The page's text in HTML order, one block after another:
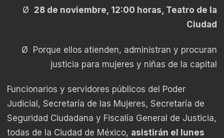
Ø 28 de noviembre, 12:00 horas, Teatro de la
Ciudad
Ø Porque ellos atienden, administran y procuran
justicia para mujeres y niñas de la capital
Funcionarios y servidores públicos del Poder
Judicial, Secretaría de las Mujeres, Secretaría de
Seguridad Ciudadana y Fiscalía General de Justicia,
todas de la Ciudad de México, asistirán el lunes